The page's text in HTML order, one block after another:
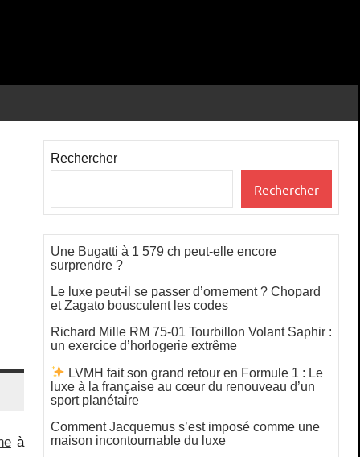
à
Rechercher
Rechercher
Une Bugatti à 1 579 ch peut-elle encore
surprendre ?
Le luxe peut-il se passer d’ornement ? Chopard
et Zagato bousculent les codes
Richard Mille RM 75-01 Tourbillon Volant Saphir :
un exercice d’horlogerie extrême
LVMH fait son grand retour en Formule 1 : Le
luxe à la française au cœur du renouveau d’un
sport planétaire
Comment Jacquemus s’est imposé comme une
maison incontournable du luxe